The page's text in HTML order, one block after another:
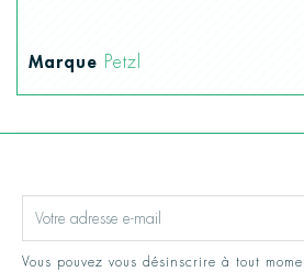
Marque Petzl
Vous pouvez vous désinscrire à tout